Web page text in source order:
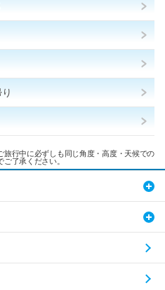
行中に必ずしも同じ角度・高度・天候での
了承ください。